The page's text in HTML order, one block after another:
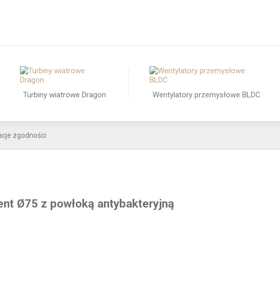
Turbiny wiatrowe Dragon Wentylatory przemysłowe BLDC
zgodności
Ø75 z powłoką antybakteryjną